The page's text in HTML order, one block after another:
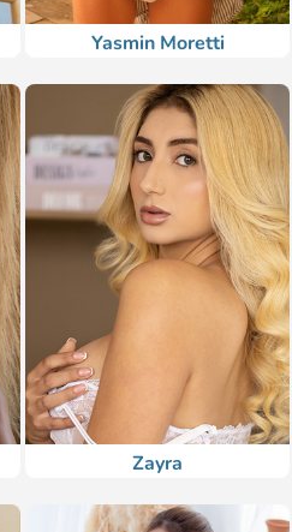
Yasmin Moretti
Zayra